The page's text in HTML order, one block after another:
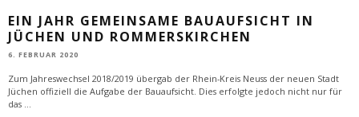
EIN JAHR GEMEINSAME BAUAUFSICHT IN
JÜCHEN UND ROMMERSKIRCHEN
6. FEBRUAR 2020
Zum Jahreswechsel 2018/2019 übergab der Rhein-Kreis Neuss der neuen Stadt
Jüchen offiziell die Aufgabe der Bauaufsicht. Dies erfolgte jedoch nicht nur für
das